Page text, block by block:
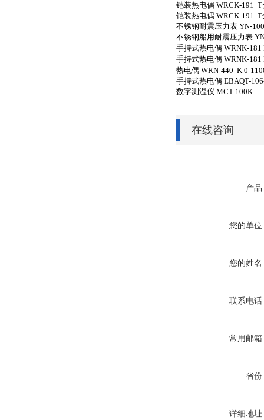
铠装热电偶 WRCK-191
铠装热电偶 WRCK-191
不锈钢耐震压力表 YN-
不锈钢船用耐震压力表
手持式热电偶 WRNK-
手持式热电偶 WRNK-
热电偶 WRN-440 K 0-
手持式热电偶 EBAQT-
数字测温仪 MCT-100K
在线咨询
产品
您的单位
您的姓名
联系电话
常用邮箱
省份
详细地址